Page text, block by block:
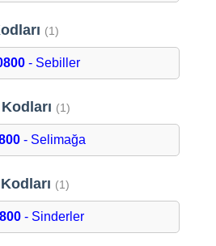
(1)
- Sebiller
(1)
- Selimağa
(1)
- Sinderler